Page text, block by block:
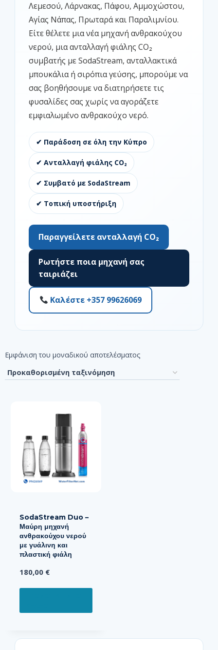
Λεμεσού, Λάρνακας, Πάφου, Αμμοχώστου,
Αγίας Νάπας, Πρωταρά και Παραλιμνίου.
Είτε θέλετε μια νέα μηχανή ανθρακούχου
νερού, μια ανταλλαγή φιάλης CO₂
συμβατής με SodaStream, ανταλλακτικά
μπουκάλια ή σιρόπια γεύσης, μπορούμε να
σας βοηθήσουμε να διατηρήσετε τις
φυσαλίδες σας χωρίς να αγοράζετε
εμφιαλωμένο ανθρακούχο νερό.
✔ Παράδοση σε όλη την Κύπρο
✔ Ανταλλαγή φιάλης CO₂
✔ Συμβατό με SodaStream
✔ Τοπική υποστήριξη
Παραγγείλετε ανταλλαγή CO₂
Ρωτήστε ποια μηχανή σας
ταιριάζει
Καλέστε +357 99626069
Εμφάνιση του μοναδικού αποτελέσματος
SodaStream Duo –
Μαύρη μηχανή
ανθρακούχου νερού
με γυάλινη και
πλαστική φιάλη
180,00 €